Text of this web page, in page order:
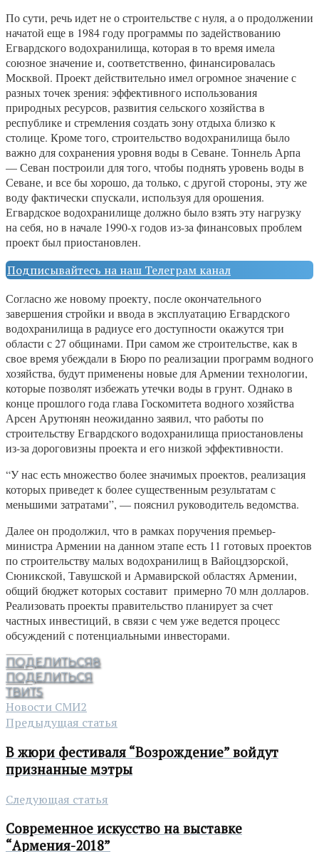
По сути, речь идет не о строительстве с нуля, а о продолжении
начатой еще в 1984 году программы по задействованию
Егвардского водохранилища, которая в то время имела
союзное значение и, соответственно, финансировалась
Москвой. Проект действительно имел огромное значение с
разных точек зрения: эффективного использования
природных ресурсов, развития сельского хозяйства в
республике и стремления создать зону отдыха близко к
столице. Кроме того, строительство водохранилища было
важно для сохранения уровня воды в Севане. Тоннель Арпа
— Севан построили для того, чтобы поднять уровень воды в
Севане, и все бы хорошо, да только, с другой стороны, эту же
воду фактически спускали, используя для орошения.
Егвардское водохранилище должно было взять эту нагрузку
на себя, но в начале 1990-х годов из-за финансовых проблем
проект был приостановлен.
Подписывайтесь на наш Телеграм канал
Согласно же новому проекту, после окончательного
завершения стройки и ввода в эксплуатацию Егвардского
водохранилища в радиусе его доступности окажутся три
области с 27 общинами. При самом же строительстве, как в
свое время убеждали в Бюро по реализации программ водного
хозяйства, будут применены новые для Армении технологии,
которые позволят избежать утечки воды в грунт. Однако в
конце прошлого года глава Госкомитета водного хозяйства
Арсен Арутюнян неожиданно заявил, что работы по
строительству Егвардского водохранилища приостановлены
из-за дороговизны проекта и его низкой эффективности.
“У нас есть множество более значимых проектов, реализация
которых приведет к более существенным результатам с
меньшими затратами”, — пояснил руководитель ведомства.
Далее он продолжил, что в рамках поручения премьер-
министра Армении на данном этапе есть 11 готовых проектов
по строительству малых водохранилищ в Вайоцдзорской,
Сюникской, Тавушской и Армавирской областях Армении,
общий бюджет которых составит примерно 70 млн долларов.
Реализовать проекты правительство планирует за счет
частных инвестиций, в связи с чем уже ведется процесс
обсуждений с потенциальными инвесторами.
ПОДЕЛИТЬСЯ8
ПОДЕЛИТЬСЯ
ТВИТ5
Новости СМИ2
Предыдущая статья
В жюри фестиваля “Возрождение” войдут
признанные мэтры
Следующая статья
Современное искусство на выставке
“Армения-2018”